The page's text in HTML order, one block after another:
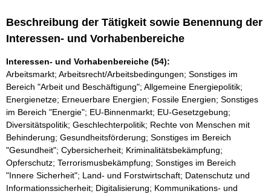
Beschreibung der Tätigkeit sowie Benennung der
Interessen- und Vorhabenbereiche
Interessen- und Vorhabenbereiche (54):
Arbeitsmarkt; Arbeitsrecht/Arbeitsbedingungen; Sonstiges im
Bereich "Arbeit und Beschäftigung"; Allgemeine Energiepolitik;
Energienetze; Erneuerbare Energien; Fossile Energien; Sonstiges
im Bereich "Energie"; EU-Binnenmarkt; EU-Gesetzgebung;
Diversitätspolitik; Geschlechterpolitik; Rechte von Menschen mit
Behinderung; Gesundheitsförderung; Sonstiges im Bereich
"Gesundheit"; Cybersicherheit; Kriminalitätsbekämpfung;
Opferschutz; Terrorismusbekämpfung; Sonstiges im Bereich
"Innere Sicherheit"; Land- und Forstwirtschaft; Datenschutz und
Informationssicherheit; Digitalisierung; Kommunikations- und